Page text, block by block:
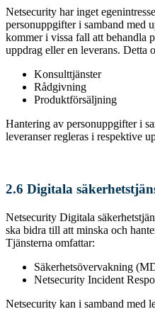
Netsecurity har inget
personuppgifter i samband med
kommer i vissa fall att behandla
uppdrag eller en leverans. Detta
Konsulttjänster
Rådgivning
Produktförsäljning
Hantering av personuppgifter i
leveranser regleras i respektive
2.6 Digitala
Netsecurity Digitala
ska bidra till att minska och
Tjänsterna omfattar:
Säkerhetsövervakning
Netsecurity Incident
Netsecurity kan i samband med